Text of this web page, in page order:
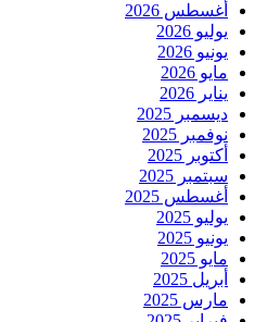
أغسطس 2026
يوليو 2026
يونيو 2026
مايو 2026
يناير 2026
ديسمبر 2025
نوفمبر 2025
أكتوبر 2025
سبتمبر 2025
أغسطس 2025
يوليو 2025
يونيو 2025
مايو 2025
أبريل 2025
مارس 2025